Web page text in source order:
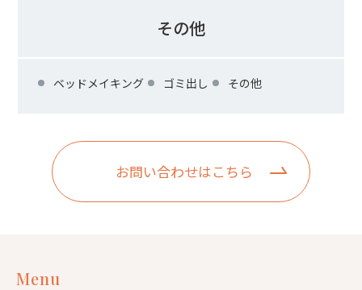
その他
ベッドメイキング ゴミ出し その他
お問い合わせはこちら
Menu